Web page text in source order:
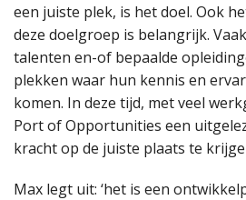
een juiste plek, is het doel. Ook
deze doelgroep is belangrijk.
talenten en-of bepaalde
plekken waar hun kennis en
komen. In deze tijd, met veel
Port of Opportunities een
kracht op de juiste plaats te
Max legt uit: ‘het is een